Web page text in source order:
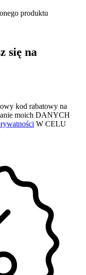
produktu
się na
kod rabatowy na
moich DANYCH
W CELU